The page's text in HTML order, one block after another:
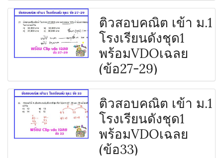
ติวสอบคณิต เข้า ม.1
โรงเรียนดังชุด1
พร้อมVDOเฉลย
(ข้อ27-29)
ติวสอบคณิต เข้า ม.1
โรงเรียนดังชุด1
พร้อมVDOเฉลย
(ข้อ33)